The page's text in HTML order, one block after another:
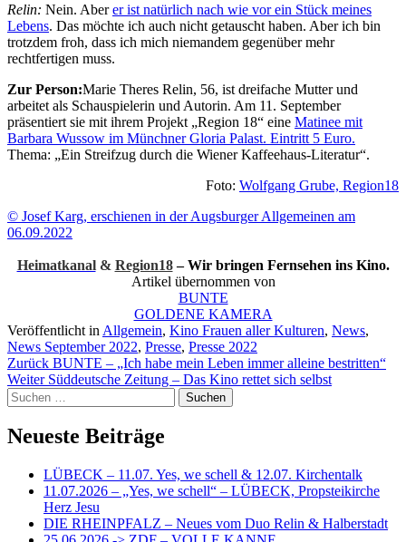
Relin: Nein. Aberer ist natürlich nach wie vor ein Stück meines
Lebens. Das möchte ich auch nicht getauscht haben. Aber ich bin
trotzdem froh, dass ich mich niemandem gegenüber mehr
rechtfertigen muss.
Zur Person:Marie Theres Relin, 56, ist dreifache Mutter und
arbeitet als Schauspielerin und Autorin. Am 11. September
präsentiert sie mit ihrem Projekt „Region 18“ eine Matinee mit
Barbara Wussow im Münchner Gloria Palast. Eintritt 5 Euro.
Thema: „Ein Streifzug durch die Wiener Kaffeehaus-Literatur“.
Foto: Wolfgang Grube, Region18
© Josef Karg, erschienen in der Augsburger Allgemeinen am
06.09.2022
Heimatkanal& Region18– Wir bringen Fernsehen ins Kino.
Artikel übernommen von
BUNTE
GOLDENE KAMERA
Veröffentlicht in Allgemein, Kino Frauen aller Kulturen, News,
News September 2022, Presse, Presse 2022
Beitragsnavigation
Zurück BUNTE – „Ich habe mein Leben immer alleine bestritten“
WeiterSüddeutsche Zeitung – Das Kino rettet sich selbst
Suchen
nach:
Neueste Beiträge
LÜBECK – 11.07. Yes, we schell & 12.07. Kirchentalk
11.07.2026 – „Yes, we schell“ – LÜBECK, Propsteikirche
Herz Jesu
DIE RHEINPFALZ – Neues vom Duo Relin & Halberstadt